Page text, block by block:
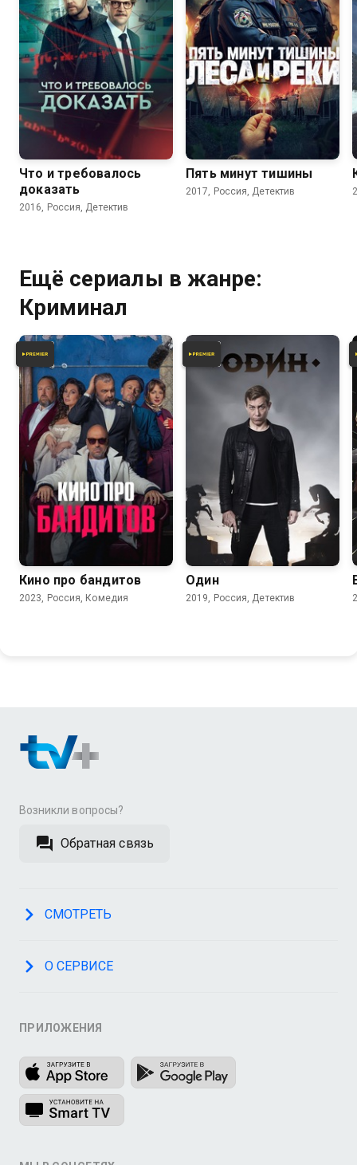
6.8
Что и требовалось
доказать
2016, Россия, Детектив
Пять минут тишины
2017, Россия, Детектив
Ещё сериалы в жанре:
Криминал
Кино про бандитов
2023, Россия, Комедия
7.7
Один
2019, Россия, Детектив
Возникли вопросы?
Обратная связь
СМОТРЕТЬ
О СЕРВИСЕ
ПРИЛОЖЕНИЯ